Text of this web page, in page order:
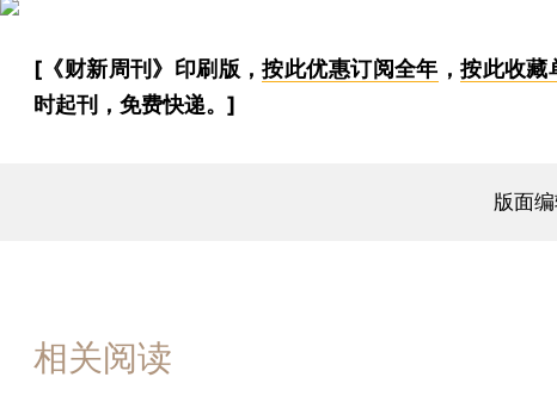
[《财新周刊》印刷版，按此优惠订阅全年 ，按此收藏
时起刊，免费快递。]
版面
相关阅读